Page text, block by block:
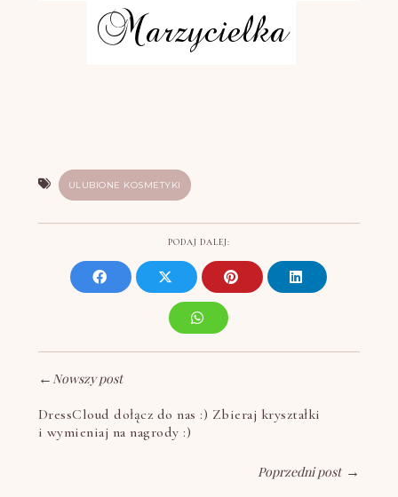
ULUBIONE KOSMETYKI
PODAJ DALEJ:
← Nowszy post
DressCloud dołącz do nas :) Zbieraj kryształki
i wymieniaj na nagrody :)
Poprzedni post→